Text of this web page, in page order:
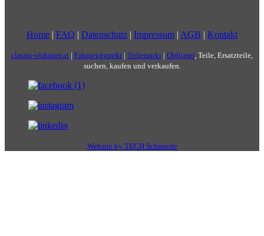
Home | FAQ | Datenschutz | Impressum | AGB | Kontakt
classic-oldtimer.at | Fahrzeugmarkt | Teilemarkt | Oldtimer, Teile, Ersatzteile,
suchen, kaufen und verkaufen.
Website by TECH Schmiede